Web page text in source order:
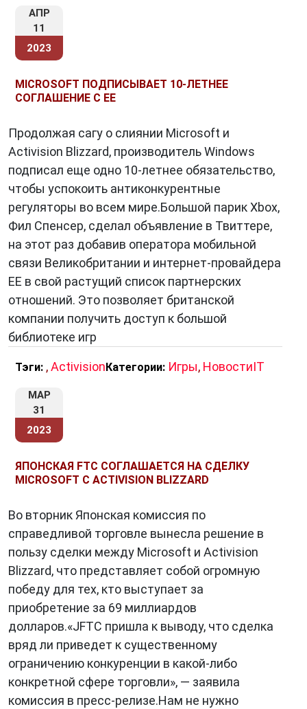
АПР
11
2023
MICROSOFT ПОДПИСЫВАЕТ 10-ЛЕТНЕЕ
СОГЛАШЕНИЕ С EE
Продолжая сагу о слиянии Microsoft и
Activision Blizzard, производитель Windows
подписал еще одно 10-летнее обязательство,
чтобы успокоить антиконкурентные
регуляторы во всем мире.Большой парик Xbox,
Фил Спенсер, сделал объявление в Твиттере,
на этот раз добавив оператора мобильной
связи Великобритании и интернет-провайдера
EE в свой растущий список партнерских
отношений. Это позволяет британской
компании получить доступ к большой
библиотеке игр
Тэги: ,ActivisionКатегории: Игры, НовостиIT
МАР
31
2023
ЯПОНСКАЯ FTC СОГЛАШАЕТСЯ НА СДЕЛКУ
MICROSOFT С ACTIVISION BLIZZARD
Во вторник Японская комиссия по
справедливой торговле вынесла решение в
пользу сделки между Microsoft и Activision
Blizzard, что представляет собой огромную
победу для тех, кто выступает за
приобретение за 69 миллиардов
долларов.«JFTC пришла к выводу, что сделка
вряд ли приведет к существенному
ограничению конкуренции в какой-либо
конкретной сфере торговли», — заявила
комиссия в пресс-релизе.Нам не нужно